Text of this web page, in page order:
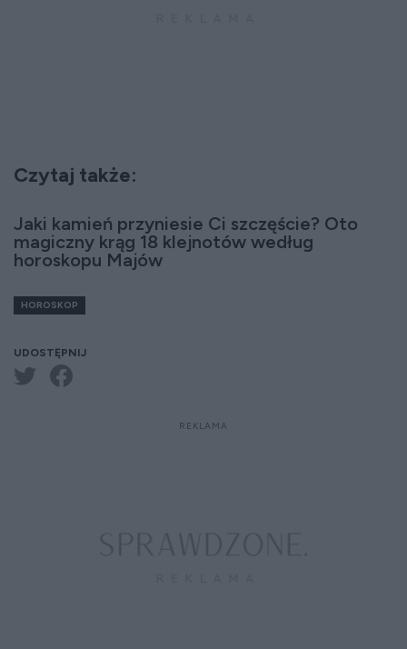
Czytaj także:
Jaki kamień przyniesie Ci szczęście? Oto
magiczny krąg 18 klejnotów według
horoskopu Majów
HOROSKOP
UDOSTĘPNIJ